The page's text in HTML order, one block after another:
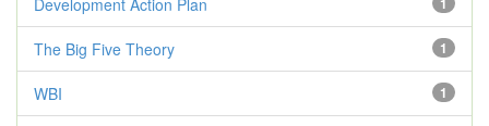
Development Action Plan
1
The Big Five Theory
1
WBI